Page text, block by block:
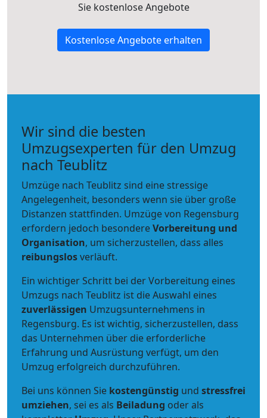
Sie kostenlose Angebote
Kostenlose Angebote erhalten
Wir sind die besten
Umzugsexperten für den Umzug
nach Teublitz
Umzüge nach Teublitz sind eine stressige
Angelegenheit, besonders wenn sie über große
Distanzen stattfinden. Umzüge von Regensburg
erfordern jedoch besondereVorbereitung und
Organisation, um sicherzustellen, dass alles
reibungslosverläuft.
Ein wichtiger Schritt bei der Vorbereitung eines
Umzugs nach Teublitz ist die Auswahl eines
zuverlässigen Umzugsunternehmens in
Regensburg. Es ist wichtig, sicherzustellen, dass
das Unternehmen über die erforderliche
Erfahrung und Ausrüstung verfügt, um den
Umzug erfolgreich durchzuführen.
Bei uns können Sie kostengünstig und stressfrei
umziehen, sei es als Beiladung oder als